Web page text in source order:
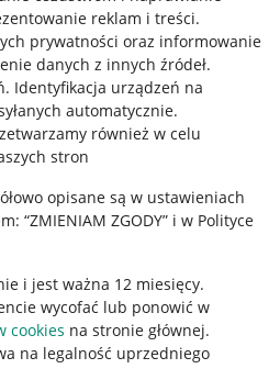
reklam i treści.
prywatności oraz informowanie
danych z innych źródeł.
. Identyfikacja urządzeń na
automatycznie.
również w celu
stron
opisane są w ustawieniach
“ZMIENIAM ZGODY” i w Polityce
i jest ważna 12 miesięcy.
wycofać lub ponowić w
cookies na stronie głównej.
na legalność uprzedniego
Cyfrowych